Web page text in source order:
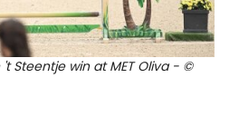
Steentje win at MET Oliva - ©